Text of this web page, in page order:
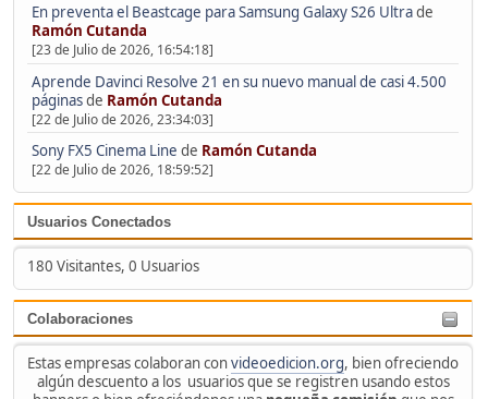
En preventa el Beastcage para Samsung Galaxy S26 Ultrade
Ramón Cutanda
[23 de Julio de 2026, 16:54:18]
Aprende Davinci Resolve 21 en su nuevo manual de casi 4.500
páginasde Ramón Cutanda
[22 de Julio de 2026, 23:34:03]
Sony FX5 Cinema Line de Ramón Cutanda
[22 de Julio de 2026, 18:59:52]
Usuarios Conectados
180 Visitantes, 0 Usuarios
Colaboraciones
Estas empresas colaboran convideoedicion.org, bien ofreciendo
algún descuento a los usuarios que se registren usando estos